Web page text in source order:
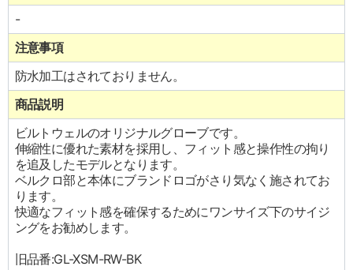
-
注意事項
防水加工はされておりません。
商品説明
ビルトウェルのオリジナルグローブです。
伸縮性に優れた素材を採用し、フィット感と操作性の拘り
を追及したモデルとなります。
ベルクロ部と本体にブランドロゴがさり気なく施されてお
ります。
快適なフィット感を確保するためにワンサイズ下のサイジ
ングをお勧めします。
旧品番:GL-XSM-RW-BK